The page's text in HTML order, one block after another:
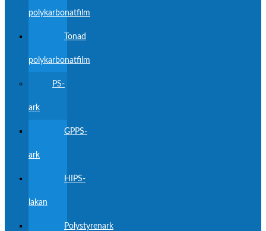
polykarbonatfilm
Tonad
polykarbonatfilm
PS-
ark
GPPS-
ark
HIPS-
lakan
Polystyrenark